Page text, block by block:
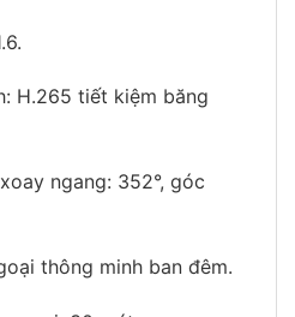
H.265 tiết kiệm băng
ngang: 352°, góc
thông minh ban đêm.